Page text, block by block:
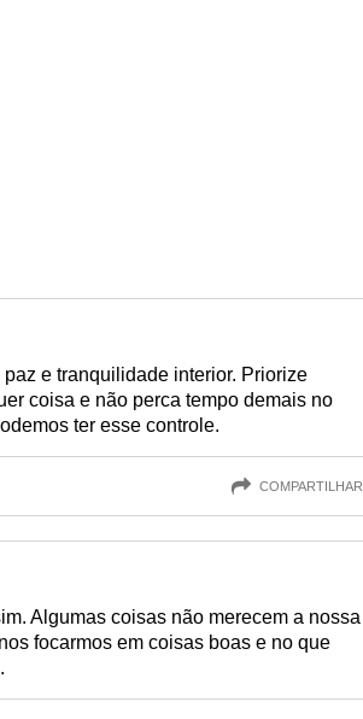
e tranquilidade interior. Priorize
coisa e não perca tempo demais no
ter esse controle.
COMPARTILHAR
Algumas coisas não merecem a nossa
focarmos em coisas boas e no que